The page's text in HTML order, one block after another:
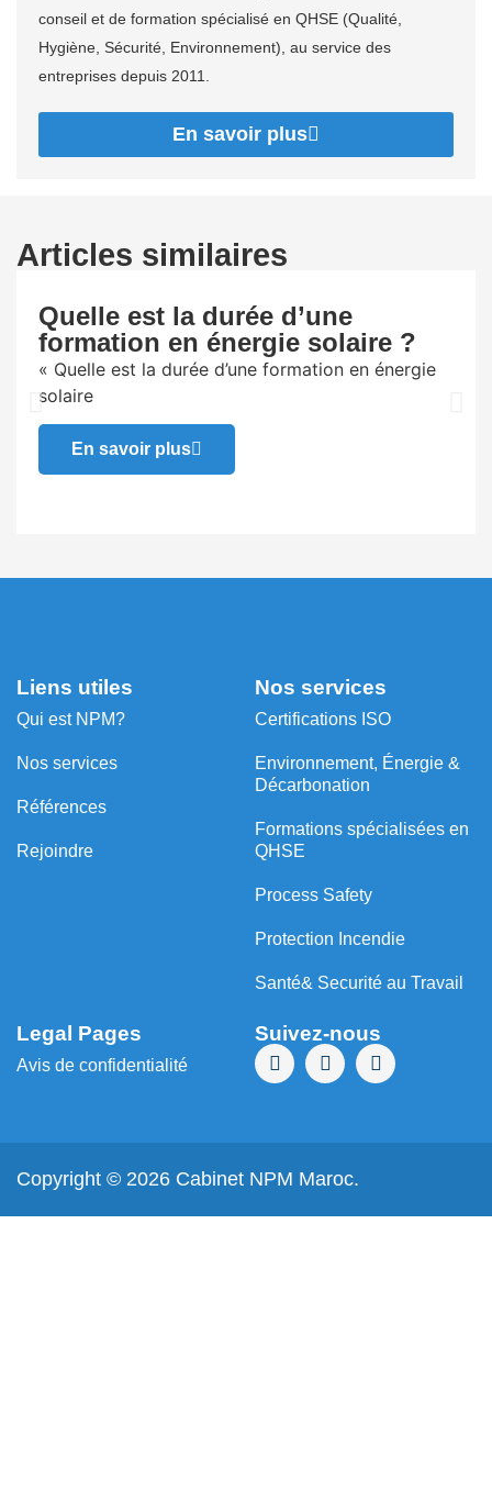
conseil et de formation spécialisé en QHSE (Qualité,
Hygiène, Sécurité, Environnement), au service des
entreprises depuis 2011.
En savoir plus
Articles similaires
Quelle est la durée d’une
formation en énergie solaire ?
« Quelle est la durée d’une formation en énergie
solaire
En savoir plus
Liens utiles
Qui est NPM?
Nos services
Références
Rejoindre
Nos services
Certifications ISO
Environnement, Énergie &
Décarbonation
⁠Formations spécialisées en
QHSE
Process Safety
Protection Incendie
Santé& Securité au Travail
Legal Pages
Avis de confidentialité
Suivez-nous
Copyright © 2026 Cabinet NPM Maroc.